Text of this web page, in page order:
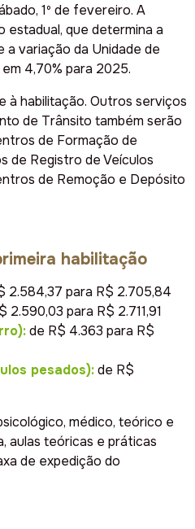
1º de fevereiro. A
estadual, que determina a
a variação da Unidade de
em 4,70% para 2025.
à habilitação. Outros serviços
de Trânsito também serão
de Formação de
de Registro de Veículos
de Remoção e Depósito
habilitação
2.584,37 para R$ 2.705,84
2.590,03 para R$ 2.711,91
de R$ 4.363 para R$
pesados):de R$
médico, teórico e
aulas teóricas e práticas
de expedição do